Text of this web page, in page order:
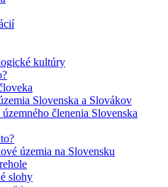
kultúry
Slovenska a Slovákov
členenia Slovenska
územia na Slovensku
slohy